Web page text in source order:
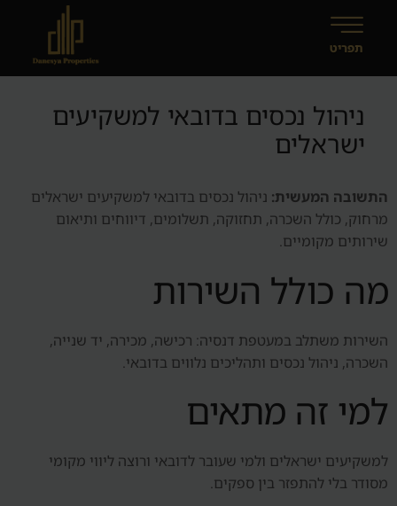
ניהול נכסים בדובאי למשקיעים
ישראלים
התשובה המעשית: ניהול נכסים בדובאי למשקיעים ישראלים
מרחוק, כולל השכרה, תחזוקה, תשלומים, דיווחים ותיאום
שירותים מקומיים.
מה כולל השירות
השירות משתלב במעטפת דנסיה: רכישה, מכירה, יד שנייה,
השכרה, ניהול נכסים ותהליכים נלווים בדובאי.
למי זה מתאים
למשקיעים ישראלים ולמי שעובר לדובאי ורוצה ליווי מקומי
מסודר בלי להתפזר בין ספקים.